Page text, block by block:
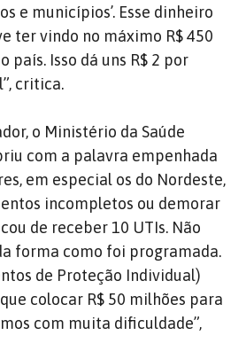
e municípios’. Esse dinheiro
ter vindo no máximo R$ 450
país. Isso dá uns R$ 2 por
critica.
o Ministério da Saúde
com a palavra empenhada
em especial os do Nordeste,
incompletos ou demorar
de receber 10 UTIs. Não
forma como foi programada.
de Proteção Individual)
colocar R$ 50 milhões para
com muita dificuldade”,